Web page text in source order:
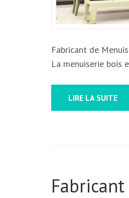
Fabricant de
La menuiserie bois
LIRE LA SUITE